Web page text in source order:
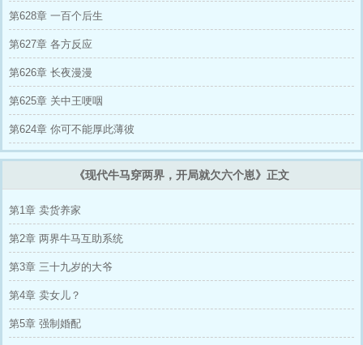
第628章 一百个后生
第627章 各方反应
第626章 长夜漫漫
第625章 关中王哽咽
第624章 你可不能厚此薄彼
《现代牛马穿两界，开局就欠六个崽》正文
第1章 卖货养家
第2章 两界牛马互助系统
第3章 三十九岁的大爷
第4章 卖女儿？
第5章 强制婚配